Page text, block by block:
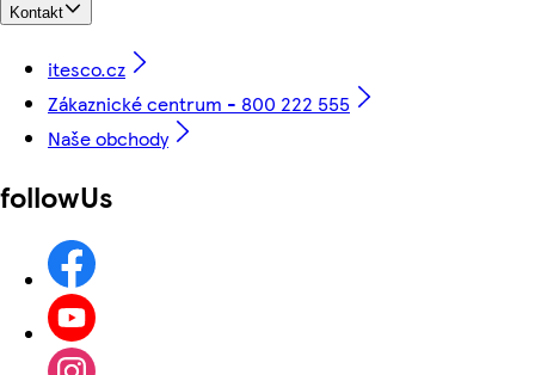
Kontakt
itesco.cz
Zákaznické centrum - 800 222 555
Naše obchody
followUs